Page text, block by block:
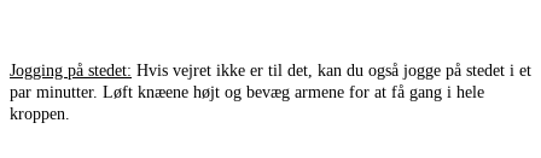
Jogging på stedet: Hvis vejret ikke er til det, kan du også jogge på stedet i et
par minutter. Løft knæene højt og bevæg armene for at få gang i hele
kroppen.